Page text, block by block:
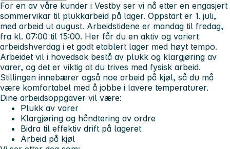
For en av våre kunder i Vestby ser vi nå etter en engasjert
sommervikar til plukkarbeid på lager. Oppstart er 1. juli,
med arbeid ut august. Arbeidstidene er mandag til fredag,
fra kl. 07:00 til 15:00. Her får du en aktiv og variert
arbeidshverdag i et godt etablert lager med høyt tempo.
Arbeidet vil i hovedsak bestå av plukk og klargjøring av
varer, og det er viktig at du trives med fysisk arbeid.
Stillingen innebærer også noe arbeid på kjøl, så du må
være komfortabel med å jobbe i lavere temperaturer.
Dine arbeidsoppgaver vil være:
Plukk av varer
Klargjøring og håndtering av ordre
Bidra til effektiv drift på lageret
Arbeid på kjøl